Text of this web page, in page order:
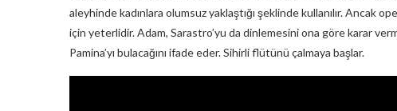
aleyhinde kadınlara olumsuz yaklaştığı şeklinde kullanılır. Ancak
için yeterlidir. Adam, Sarastro’yu da dinlemesini ona göre karar
Pamina’yı bulacağını ifade eder. Sihirli flütünü çalmaya başlar.